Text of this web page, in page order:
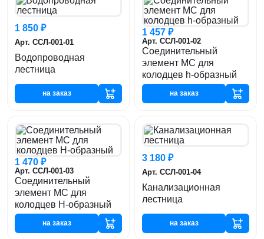
1 850 ₽
Арт. ССЛ-001-01
Водопроводная
лестница
на заказ
1 457 ₽
Арт. ССЛ-001-02
Соединительный
элемент МС для
колодцев h-образный
на заказ
1 470 ₽
Арт. ССЛ-001-03
Соединительный
элемент МС для
колодцев H-образный
на заказ
3 180 ₽
Арт. ССЛ-001-04
Канализационная
лестница
на заказ